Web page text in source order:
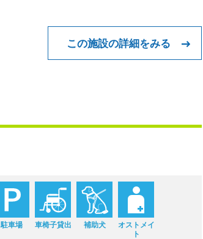
この施設の詳細をみる
駐車場 車椅子貸出 補助犬
オストメイ
ト